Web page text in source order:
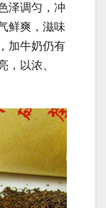
泽调匀，冲
鲜爽，滋味
加牛奶仍有
，以浓、